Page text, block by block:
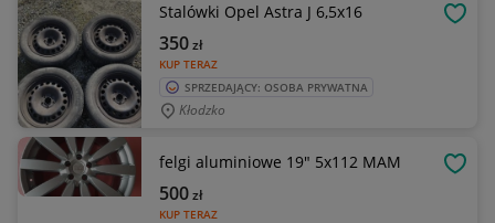
Stalówki Opel Astra J 6,5x16
KUP TERAZ
350zł
SPRZEDAJĄCY: OSOBA PRYWATNA
Kłodzko
felgi aluminiowe 19" 5x112 MAM
KUP TERAZ
500zł